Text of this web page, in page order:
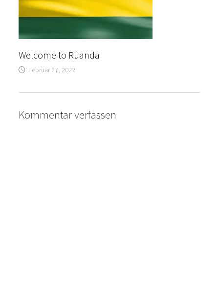
Welcome to Ruanda
Februar 27, 2022
Kommentar verfassen